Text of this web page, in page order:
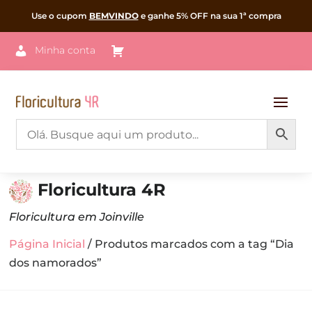
Use o cupom BEMVINDOe ganhe 5% OFF na sua 1ª compra
Minha conta
Floricultura 4R
Floricultura em Joinville
Página Inicial / Produtos marcados com a tag “Dia
dos namorados”